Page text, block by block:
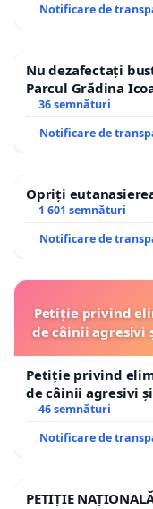
Notificare de
Nu dezafectați
Parcul Grădina
36 semnături
Notificare de
Opriți
1 601 semnături
Notificare de
Petiție privind
de câinii agresivi
Petiție privind
de câinii agresivi
46 semnături
Notificare de
PETIȚIE